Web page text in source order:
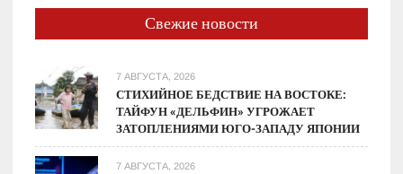
у
Португалии
Свежие новости
7 АВГУСТА, 2026
СТИХИЙНОЕ БЕДСТВИЕ НА ВОСТОКЕ:
ТАЙФУН «ДЕЛЬФИН» УГРОЖАЕТ
ЗАТОПЛЕНИЯМИ ЮГО-ЗАПАДУ ЯПОНИИ
7 АВГУСТА, 2026